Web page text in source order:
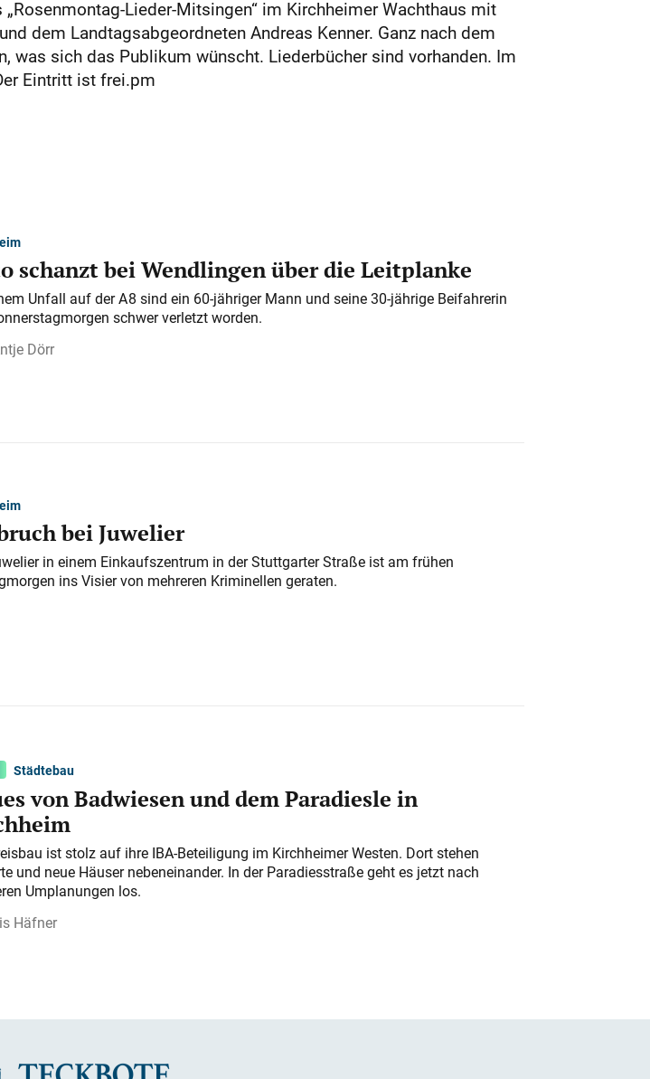
Lieder-Mitsingen“ im Kirchheimer Wachthaus mit
dem Landtagsabgeordneten Andreas Kenner. Ganz nach dem
was sich das Publikum wünscht. Liederbücher sind vorhanden. Im
Eintritt ist frei.pm
schanzt bei Wendlingen über die Leitplanke
Unfall auf der A 8 sind ein 60-jähriger Mann und seine 30-jährige Beifahrerin
schwer verletzt worden.
Dörr
bei Juwelier
in einem Einkaufszentrum in der Stuttgarter Straße ist am frühen
ins Visier von mehreren Kriminellen geraten.
Städtebau
von Badwiesen und dem Paradiesle in
ist stolz auf ihre IBA-Beteiligung im Kirchheimer Westen. Dort stehen
und neue Häuser nebeneinander. In der Paradiesstraße geht es jetzt nach
Umplanungen los.
Häfner